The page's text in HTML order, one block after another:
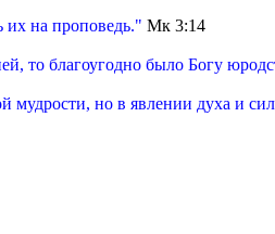
на проповедь." Мк 3:14
то благоугодно было Богу
мудрости, но в явлении духа и